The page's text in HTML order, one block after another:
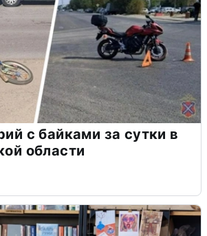
с байками за сутки в
области